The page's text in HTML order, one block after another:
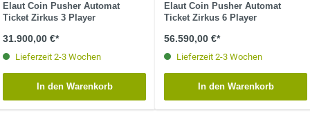
Elaut Coin Pusher Automat
Ticket Zirkus 3 Player
31.900,00 €*
Lieferzeit 2-3 Wochen
In den Warenkorb
Elaut Coin Pusher Automat
Ticket Zirkus 6 Player
56.590,00 €*
Lieferzeit 2-3 Wochen
In den Warenkorb